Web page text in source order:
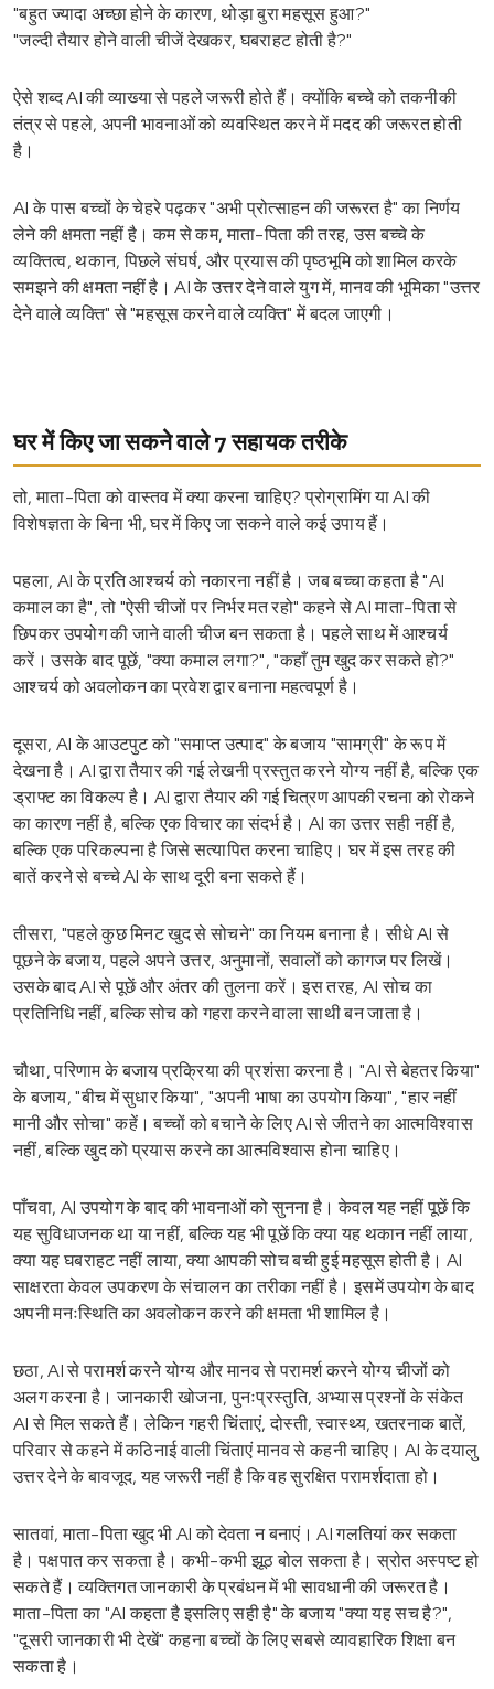
"बहुत ज्यादा अच्छा होने के कारण, थोड़ा बुरा महसूस हुआ?"
"जल्दी तैयार होने वाली चीजें देखकर, घबराहट होती है?"
ऐसे शब्द AI की व्याख्या से पहले जरूरी होते हैं। क्योंकि बच्चे को तकनीकी
तंत्र से पहले, अपनी भावनाओं को व्यवस्थित करने में मदद की जरूरत होती
है।
AI के पास बच्चों के चेहरे पढ़कर "अभी प्रोत्साहन की जरूरत है" का निर्णय
लेने की क्षमता नहीं है। कम से कम, माता-पिता की तरह, उस बच्चे के
व्यक्तित्व, थकान, पिछले संघर्ष, और प्रयास की पृष्ठभूमि को शामिल करके
समझने की क्षमता नहीं है। AI के उत्तर देने वाले युग में, मानव की भूमिका "उत्तर
देने वाले व्यक्ति" से "महसूस करने वाले व्यक्ति" में बदल जाएगी।
घर में किए जा सकने वाले 7 सहायक तरीके
तो, माता-पिता को वास्तव में क्या करना चाहिए? प्रोग्रामिंग या AI की
विशेषज्ञता के बिना भी, घर में किए जा सकने वाले कई उपाय हैं।
पहला, AI के प्रति आश्चर्य को नकारना नहीं है। जब बच्चा कहता है "AI
कमाल का है", तो "ऐसी चीजों पर निर्भर मत रहो" कहने से AI माता-पिता से
छिपकर उपयोग की जाने वाली चीज बन सकता है। पहले साथ में आश्चर्य
करें। उसके बाद पूछें, "क्या कमाल लगा?", "कहाँ तुम खुद कर सकते हो?"
आश्चर्य को अवलोकन का प्रवेश द्वार बनाना महत्वपूर्ण है।
दूसरा, AI के आउटपुट को "समाप्त उत्पाद" के बजाय "सामग्री" के रूप में
देखना है। AI द्वारा तैयार की गई लेखनी प्रस्तुत करने योग्य नहीं है, बल्कि एक
ड्राफ्ट का विकल्प है। AI द्वारा तैयार की गई चित्रण आपकी रचना को रोकने
का कारण नहीं है, बल्कि एक विचार का संदर्भ है। AI का उत्तर सही नहीं है,
बल्कि एक परिकल्पना है जिसे सत्यापित करना चाहिए। घर में इस तरह की
बातें करने से बच्चे AI के साथ दूरी बना सकते हैं।
तीसरा, "पहले कुछ मिनट खुद से सोचने" का नियम बनाना है। सीधे AI से
पूछने के बजाय, पहले अपने उत्तर, अनुमानों, सवालों को कागज पर लिखें।
उसके बाद AI से पूछें और अंतर की तुलना करें। इस तरह, AI सोच का
प्रतिनिधि नहीं, बल्कि सोच को गहरा करने वाला साथी बन जाता है।
चौथा, परिणाम के बजाय प्रक्रिया की प्रशंसा करना है। "AI से बेहतर किया"
के बजाय, "बीच में सुधार किया", "अपनी भाषा का उपयोग किया", "हार नहीं
मानी और सोचा" कहें। बच्चों को बचाने के लिए AI से जीतने का आत्मविश्वास
नहीं, बल्कि खुद को प्रयास करने का आत्मविश्वास होना चाहिए।
पाँचवा, AI उपयोग के बाद की भावनाओं को सुनना है। केवल यह नहीं पूछें कि
यह सुविधाजनक था या नहीं, बल्कि यह भी पूछें कि क्या यह थकान नहीं लाया,
क्या यह घबराहट नहीं लाया, क्या आपकी सोच बची हुई महसूस होती है। AI
साक्षरता केवल उपकरण के संचालन का तरीका नहीं है। इसमें उपयोग के बाद
अपनी मनःस्थिति का अवलोकन करने की क्षमता भी शामिल है।
छठा, AI से परामर्श करने योग्य और मानव से परामर्श करने योग्य चीजों को
अलग करना है। जानकारी खोजना, पुनःप्रस्तुति, अभ्यास प्रश्नों के संकेत
AI से मिल सकते हैं। लेकिन गहरी चिंताएं, दोस्ती, स्वास्थ्य, खतरनाक बातें,
परिवार से कहने में कठिनाई वाली चिंताएं मानव से कहनी चाहिए। AI के दयालु
उत्तर देने के बावजूद, यह जरूरी नहीं है कि वह सुरक्षित परामर्शदाता हो।
सातवां, माता-पिता खुद भी AI को देवता न बनाएं। AI गलतियां कर सकता
है। पक्षपात कर सकता है। कभी-कभी झूठ बोल सकता है। स्रोत अस्पष्ट हो
सकते हैं। व्यक्तिगत जानकारी के प्रबंधन में भी सावधानी की जरूरत है।
माता-पिता का "AI कहता है इसलिए सही है" के बजाय "क्या यह सच है?",
"दूसरी जानकारी भी देखें" कहना बच्चों के लिए सबसे व्यावहारिक शिक्षा बन
सकता है।